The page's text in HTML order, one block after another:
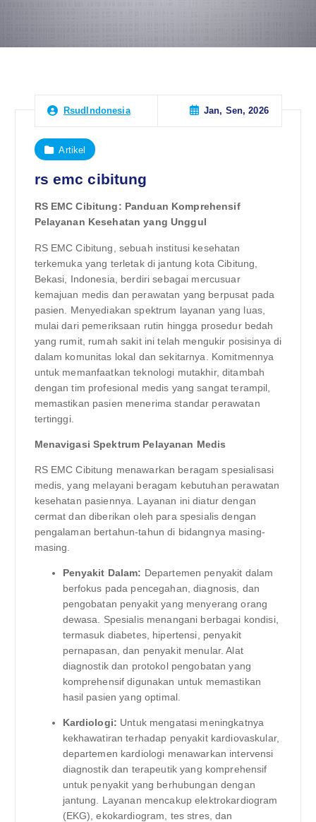
RsudIndonesia Jan, Sen, 2026
Artikel
rs emc cibitung
RS EMC Cibitung: Panduan Komprehensif
Pelayanan Kesehatan yang Unggul
RS EMC Cibitung, sebuah institusi kesehatan
terkemuka yang terletak di jantung kota Cibitung,
Bekasi, Indonesia, berdiri sebagai mercusuar
kemajuan medis dan perawatan yang berpusat pada
pasien. Menyediakan spektrum layanan yang luas,
mulai dari pemeriksaan rutin hingga prosedur bedah
yang rumit, rumah sakit ini telah mengukir posisinya di
dalam komunitas lokal dan sekitarnya. Komitmennya
untuk memanfaatkan teknologi mutakhir, ditambah
dengan tim profesional medis yang sangat terampil,
memastikan pasien menerima standar perawatan
tertinggi.
Menavigasi Spektrum Pelayanan Medis
RS EMC Cibitung menawarkan beragam spesialisasi
medis, yang melayani beragam kebutuhan perawatan
kesehatan pasiennya. Layanan ini diatur dengan
cermat dan diberikan oleh para spesialis dengan
pengalaman bertahun-tahun di bidangnya masing-
masing.
Penyakit Dalam: Departemen penyakit dalam
berfokus pada pencegahan, diagnosis, dan
pengobatan penyakit yang menyerang orang
dewasa. Spesialis menangani berbagai kondisi,
termasuk diabetes, hipertensi, penyakit
pernapasan, dan penyakit menular. Alat
diagnostik dan protokol pengobatan yang
komprehensif digunakan untuk memastikan
hasil pasien yang optimal.
Kardiologi: Untuk mengatasi meningkatnya
kekhawatiran terhadap penyakit kardiovaskular,
departemen kardiologi menawarkan intervensi
diagnostik dan terapeutik yang komprehensif
untuk penyakit yang berhubungan dengan
jantung. Layanan mencakup elektrokardiogram
(EKG), ekokardiogram, tes stres, dan